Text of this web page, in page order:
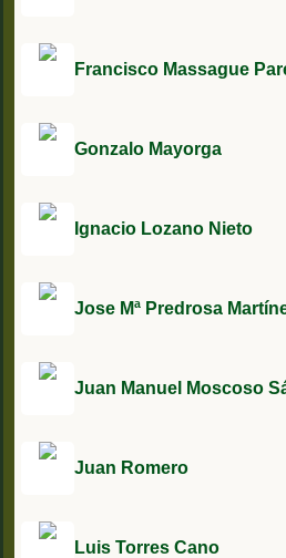
Francisco Massague
Gonzalo Mayorga
Ignacio Lozano Nieto
Jose Mª Predrosa
Juan Manuel Moscoso
Juan Romero
Luis Torres Cano